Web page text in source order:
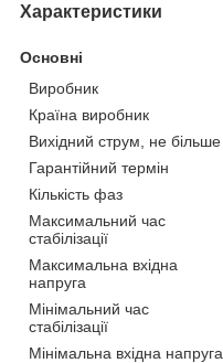
Характеристики
Основні
Виробник
Країна виробник
Вихідний струм, не більше
Гарантійний термін
Кількість фаз
Максимальний час
стабілізації
Максимальна вхідна
напруга
Мінімальний час
стабілізації
Мінімальна вхідна напруга